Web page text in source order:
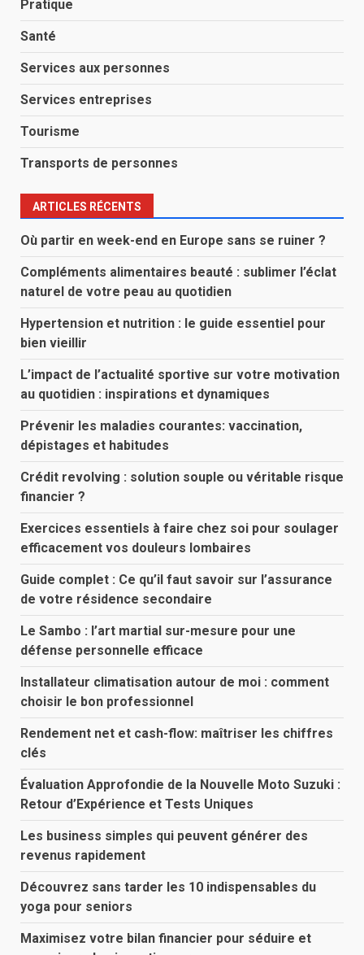
Pratique
Santé
Services aux personnes
Services entreprises
Tourisme
Transports de personnes
ARTICLES RÉCENTS
Où partir en week-end en Europe sans se ruiner ?
Compléments alimentaires beauté : sublimer l’éclat
naturel de votre peau au quotidien
Hypertension et nutrition : le guide essentiel pour
bien vieillir
L’impact de l’actualité sportive sur votre motivation
au quotidien : inspirations et dynamiques
Prévenir les maladies courantes: vaccination,
dépistages et habitudes
Crédit revolving : solution souple ou véritable risque
financier ?
Exercices essentiels à faire chez soi pour soulager
efficacement vos douleurs lombaires
Guide complet : Ce qu’il faut savoir sur l’assurance
de votre résidence secondaire
Le Sambo : l’art martial sur-mesure pour une
défense personnelle efficace
Installateur climatisation autour de moi : comment
choisir le bon professionnel
Rendement net et cash-flow: maîtriser les chiffres
clés
Évaluation Approfondie de la Nouvelle Moto Suzuki :
Retour d’Expérience et Tests Uniques
Les business simples qui peuvent générer des
revenus rapidement
Découvrez sans tarder les 10 indispensables du
yoga pour seniors
Maximisez votre bilan financier pour séduire et